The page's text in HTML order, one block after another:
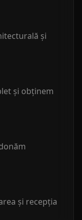
și
și obținem
și recepția